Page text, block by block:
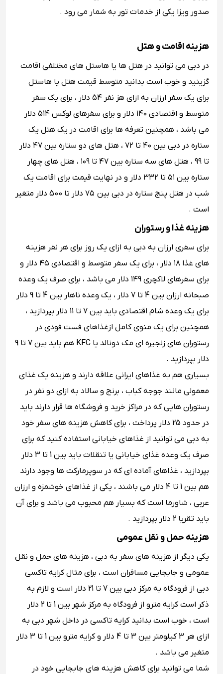
صدور ویزا یکی از خدمات تور به شمار می رود .
هزینه اقامت و هتل
در دبی می توانید در هتل ها یا هاستل های مختلفی اقامت
گزینید و خوب است بدانید متوسط قیمت هتل یا هاستل
برای یک سفر ارزان به ازای هز نفر ۵۴ دلار ، برای یک سفر
متوسط و اقتصادی ۱۴۰ دلار و برای سفرهای لوکس ۵۱۴ دلار
می باشد ، همچنین تعرفه ها برای اقامت در یک هتل یک
ستاره در دبی بین ۴۰ تا ۷۲ ، هتل های دو ستاره بین ۴۷ دلار
تا ۹۹ ، هتل های سه ستاره بین ۴۷ تا ۱۰۹ ، هتل های چهار
ستاره بین ۵۱ تا ۳۳۲ دلار و در نهایت قیمت برای اقامت یک
شب در هتل پنج ستاره در دبی بین ۷۵ دلار تا 500 دلار متغیر
است .
هزینه غذا و رستوران
برای سفری ارزان به دبی به ازای یک روز برای هر نفر هزینه
های غذا ۱۸ دلار ، برای یک سفر متوسط و اقتصادی ۴۵ دلار و
برای سفرهای لاکچری ۱۴۹ دلار می باشد ، برای صرف یک وعده
صبحانه ارزان بین 4 تا 7 دلار ، یک وعده ناهار بین 4 تا 9 دلار
برای یک وعده شام اقتصادی باید بین 7 تا 11 دلار بپردازید ،
همچنین برای یک منوی کامل ازغذاهای فست ‌فودی در
رستوران‌ های زنجیره ای مک دونالد یا KFC هم باید بین 7 تا 9
دلار بپردازید .
بسیاری هم به غذاهای ایرانی علاقه دارند و هزینه یک غذای
معمولی مانند جوجه‌ کباب ، برنج و سالاد به ازای دو نفر در
رستوران ‌هایی که در مراکز خرید و فروشگاه ‌ها قرار دارند باید
در حدود 25 دلار پرداخت ، برای کاهش هزینه های سفر خود
به دبی می توانید از غذاهای خیابانی استفاده کنید که برای
صرف یک وعده غذای خیابانی یا تنقلات باید بین 1 تا 3 دلار
بپردازید ، غذاهای آماده ای که در سوپرمارکت ‌ها وجود دارند
هم بین 1 تا 4 دلار می باشند ، یکی از غذاهای خوشمزه و ارزان
عربی ، شاورما است که بسیار هم محبوب می باشد و برای آن
باید تقریا 2 دلار بپردازید .
هزینه حمل و نقل عمومی
یکی دیگر از هزینه های سفر به دبی ، هزینه های حمل و نقل
عمومی و جابجایی مسافران است ، برای مثال کرایه تاکسی
دبی از فرودگاه به مرکز دبی بین 7 تا 21 دلار است و لازم به
ذکر است کرایه مترو از فرودگاه به مرکز شهر بین 1 تا 2 دلار
است ، خوب است بدانید کرایه تاکسی در داخل شهر دبی به
ازای هر 3 کیلومتر بین 3 تا 4 دلار و کرایه مترو بین 1 تا 3 دلار
متغیر می باشد .
شما می توانید برای کاهش هزینه های جابجایی خود در